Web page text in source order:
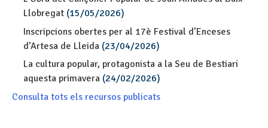
Llobregat (15/05/2026)
Inscripcions obertes per al 17è Festival d’Enceses
d’Artesa de Lleida (23/04/2026)
La cultura popular, protagonista a la Seu de Bestiari
aquesta primavera (24/02/2026)
Consulta tots els recursos publicats